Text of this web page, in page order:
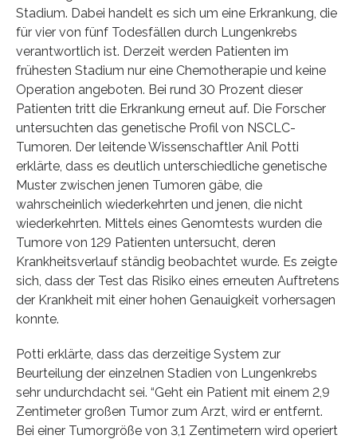
Stadium. Dabei handelt es sich um eine Erkrankung, die
für vier von fünf Todesfällen durch Lungenkrebs
verantwortlich ist. Derzeit werden Patienten im
frühesten Stadium nur eine Chemotherapie und keine
Operation angeboten. Bei rund 30 Prozent dieser
Patienten tritt die Erkrankung erneut auf. Die Forscher
untersuchten das genetische Profil von NSCLC-
Tumoren. Der leitende Wissenschaftler Anil Potti
erklärte, dass es deutlich unterschiedliche genetische
Muster zwischen jenen Tumoren gäbe, die
wahrscheinlich wiederkehrten und jenen, die nicht
wiederkehrten. Mittels eines Genomtests wurden die
Tumore von 129 Patienten untersucht, deren
Krankheitsverlauf ständig beobachtet wurde. Es zeigte
sich, dass der Test das Risiko eines erneuten Auftretens
der Krankheit mit einer hohen Genauigkeit vorhersagen
konnte.
Potti erklärte, dass das derzeitige System zur
Beurteilung der einzelnen Stadien von Lungenkrebs
sehr undurchdacht sei. “Geht ein Patient mit einem 2,9
Zentimeter großen Tumor zum Arzt, wird er entfernt.
Bei einer Tumorgröße von 3,1 Zentimetern wird operiert